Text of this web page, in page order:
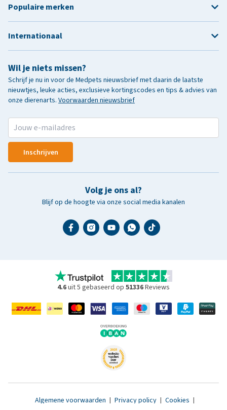
Wil je niets missen?
Schrijf je nu in voor de Medpets nieuwsbrief met daarin de laatste
nieuwtjes, leuke acties, exclusieve kortingscodes en tips & advies van
onze dierenarts. Voorwaarden nieuwsbrief
Inschrijven
Volg je ons al?
Blijf op de hoogte via onze social media kanalen
Populaire merken
Internationaal
4.6uit 5 gebaseerd op 51336Reviews
Algemene voorwaarden | Privacy policy | Cookies |